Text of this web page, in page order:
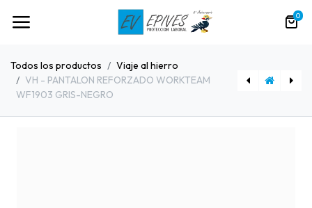
0
Todos los productos
Viaje al hierro
VH - PANTALON REFORZADO WORKTEAM
WF1903 GRIS-NEGRO